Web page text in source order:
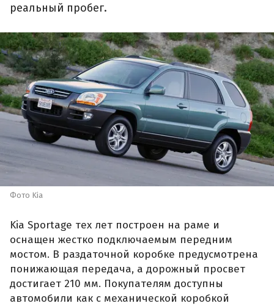
реальный пробег.
Фото Kia
Kia Sportage тех лет построен на раме и
оснащен жестко подключаемым передним
мостом. В раздаточной коробке предусмотрена
понижающая передача, а дорожный просвет
достигает 210 мм. Покупателям доступны
автомобили как с механической коробкой